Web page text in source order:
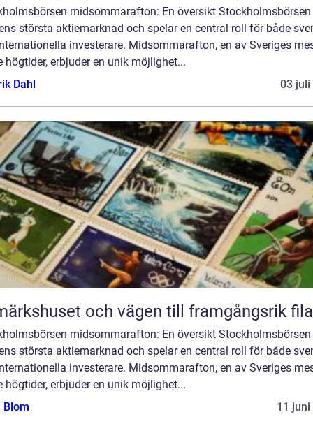
midsommarafton: En översikt Stockholmsbörsen
största aktiemarknad och spelar en central roll för både
investerare. Midsommarafton, en av Sveriges
högtider, erbjuder en unik möjlighet...
Dahl
03 juli
och vägen till framgångsrik
midsommarafton: En översikt Stockholmsbörsen
största aktiemarknad och spelar en central roll för både
investerare. Midsommarafton, en av Sveriges
högtider, erbjuder en unik möjlighet...
Blom
11 juni